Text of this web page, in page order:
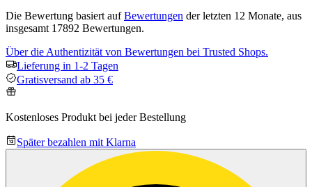
Die Bewertung basiert aufBewertungen der letzten 12 Monate, aus
insgesamt 17892 Bewertungen.
Über die Authentizität von Bewertungen bei Trusted Shops.
Lieferung in 1-2 Tagen
Gratisversand ab 35 €
Kostenloses Produkt bei jeder Bestellung
Später bezahlen mit Klarna